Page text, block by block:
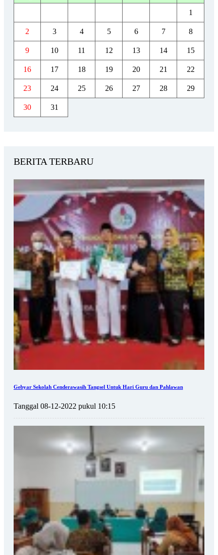
1
2 3 4 5 6 7 8
9 10 11 12 13 14 15
16 17 18 19 20 21 22
23 24 25 26 27 28 29
30 31
BERITA TERBARU
Gebyar Sekolah Cenderawasih Tangsel Untuk Hari Guru dan Pahlawan
Tanggal 08-12-2022 pukul 10:15